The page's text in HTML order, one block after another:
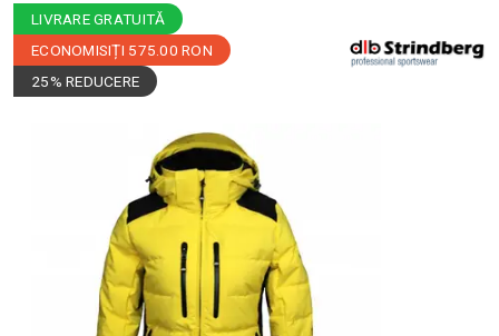
LIVRARE GRATUITĂ
ECONOMISIȚI 575.00 RON
25% REDUCERE